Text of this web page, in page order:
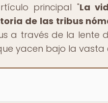
principal "La
de las tribus
a través de la lente
yacen bajo la vasta